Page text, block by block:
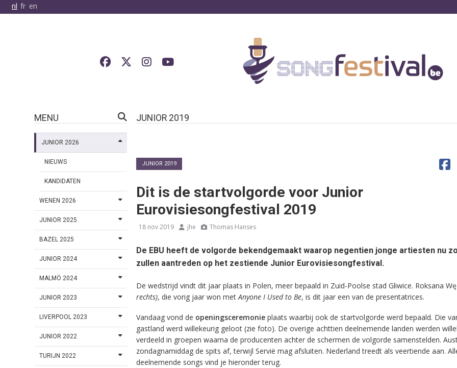
nl fr en
MENU
JUNIOR 2026
NIEUWS
KANDIDATEN
WENEN 2026
JUNIOR 2025
BAZEL 2025
JUNIOR 2024
MALMÖ 2024
JUNIOR 2023
LIVERPOOL 2023
JUNIOR 2022
TURIJN 2022
JUNIOR 2019
JUNIOR 2019
Dit is de startvolgorde voor Junior
Eurovisiesongfestival 2019
18 nov 2019 jhe Thomas Hanses
De EBU heeft de volgorde bekendgemaakt waarop negentien jonge artiesten nu
zullen aantreden op het zestiende Junior Eurovisiesongfestival.
De wedstrijd vindt dit jaar plaats in Polen, meer bepaald in Zuid-Poolse stad Gliwice. Roksana
rechts), die vorig jaar won metAnyone I Used to Be, is dit jaar een van de presentatrices.
Vandaag vond de openingsceremonieplaats waarbij ook de startvolgorde werd bepaald. Die
gastland werd willekeurig geloot (zie foto). De overige achttien deelnemende landen werden
verdeeld in groepen waarna de producenten achter de schermen de volgorde samenstelden.
zondagnamiddag de spits af, terwijl Servië mag afsluiten. Nederland treedt als veertiende aan.
deelnemende songs vind je hieronder terug.